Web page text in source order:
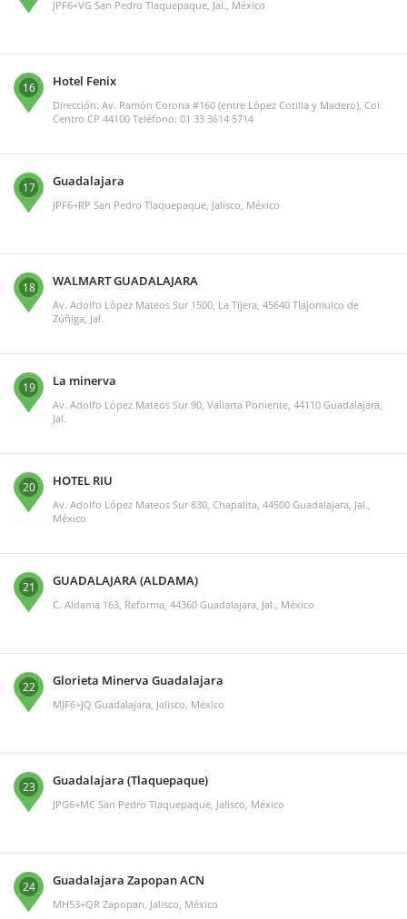
JPF6+VG San Pedro Tlaquepaque, Jal., México
16 Hotel Fenix
Dirección: Av. Ramón Corona #160 (entre López Cotilla y Madero), Col.
Centro CP 44100 Teléfono: 01 33 3614 5714
17 Guadalajara
JPF6+RP San Pedro Tlaquepaque, Jalisco, México
18 WALMART GUADALAJARA
Av. Adolfo López Mateos Sur 1500, La Tijera, 45640 Tlajomulco de
Zúñiga, Jal.
19 La minerva
Av. Adolfo López Mateos Sur 90, Vallarta Poniente, 44110 Guadalajara,
Jal.
20 HOTEL RIU
Av. Adolfo López Mateos Sur 830, Chapalita, 44500 Guadalajara, Jal.,
México
21 GUADALAJARA (ALDAMA)
C. Aldama 163, Reforma, 44360 Guadalajara, Jal., México
22 Glorieta Minerva Guadalajara
MJF6+JQ Guadalajara, Jalisco, México
23 Guadalajara (Tlaquepaque)
JPG6+MC San Pedro Tlaquepaque, Jalisco, México
24 Guadalajara Zapopan ACN
MH53+QR Zapopan, Jalisco, México